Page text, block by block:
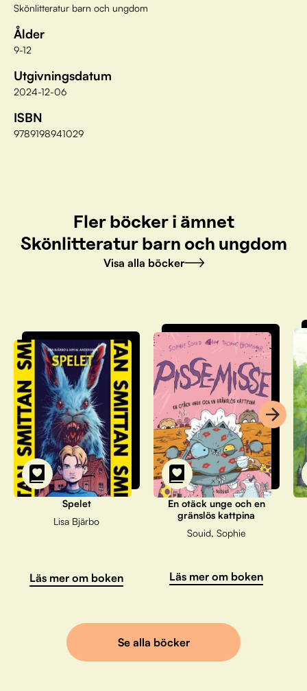
Skönlitteratur barn och ungdom
Ålder
9-12
Utgivningsdatum
2024-12-06
ISBN
9789198941029
Fler böcker i ämnet
Skönlitteratur barn och ungdom
Visa alla böcker
Spelet
Lisa Bjärbo
Läs mer om boken
En otäck unge och en
gränslös kattpina
Souid, Sophie
Läs mer om boken
Se alla böcker